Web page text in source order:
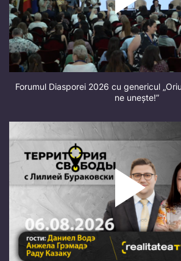
Forumul Diasporei 2026 cu genericul
ne unește!”